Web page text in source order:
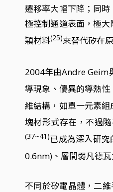
遷移率大幅下降；同
極控制通道表面，極
穎材料(25)來替代矽在
2004年由Andre Geim
導現象、優異的導熱
維結構，如單一元素
塊材形式存在，不過
(37~41)已成為深入研
0.6nm)、層間弱凡德
不同於矽電晶體，二